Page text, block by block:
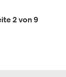
2 von 9